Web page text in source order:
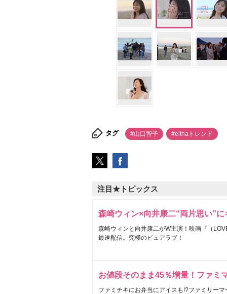
タグ #山口智子 #elthaトレンド
注目★トピックス
森崎ウィン×向井康二“両片思い”
森崎ウィンと向井康二がW主演！映画『（
最速配信。究極のピュアラブ！
お値段そのまま45％増量！ファミ
ファミチキにお弁当にアイスも!?ファミリー